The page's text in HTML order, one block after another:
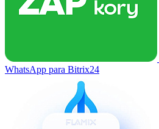
WhatsApp para Bitrix24